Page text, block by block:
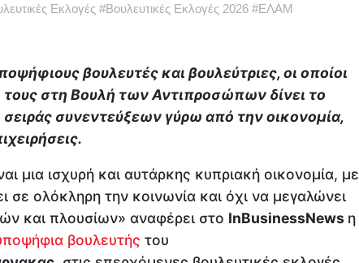
Εκλογές #Βουλευτικές Εκλογές 2026 #ΕΛΑΜ
βουλευτές και βουλεύτριες, οι οποίοι
τους στη Βουλή των Αντιπροσώπων δίνει το
συνεντεύξεων γύρω από την οικονομία,
μια ισχυρή και αυτάρκης κυπριακή οικονομία, με
σε ολόκληρη την κοινωνία και όχι να μεγαλώνει
και πλουσίων» αναφέρει στο InBusinessNews η
βουλευτής του